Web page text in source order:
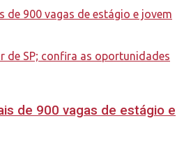
de 900 vagas de estágio e